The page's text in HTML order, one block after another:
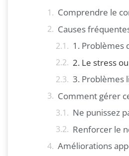
1. Problèmes
3. Problèmes
Comment gérer
Ne punissez
Renforcer le